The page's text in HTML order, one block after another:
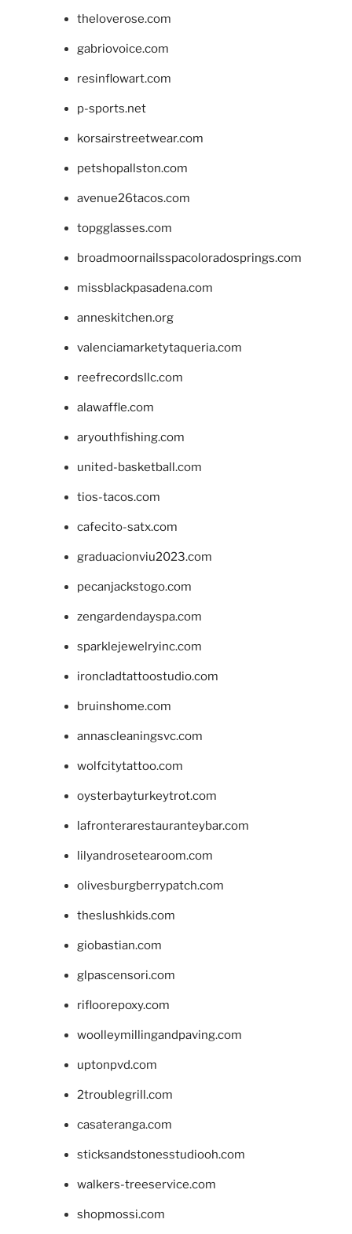
theloverose.com
gabriovoice.com
resinflowart.com
p-sports.net
korsairstreetwear.com
petshopallston.com
avenue26tacos.com
topgglasses.com
broadmoornailsspacoloradosprings.com
missblackpasadena.com
anneskitchen.org
valenciamarketytaqueria.com
reefrecordsllc.com
alawaffle.com
aryouthfishing.com
united-basketball.com
tios-tacos.com
cafecito-satx.com
graduacionviu2023.com
pecanjackstogo.com
zengardendayspa.com
sparklejewelryinc.com
ironcladtattoostudio.com
bruinshome.com
annascleaningsvc.com
wolfcitytattoo.com
oysterbayturkeytrot.com
lafronterarestauranteybar.com
lilyandrosetearoom.com
olivesburgberrypatch.com
theslushkids.com
giobastian.com
glpascensori.com
rifloorepoxy.com
woolleymillingandpaving.com
uptonpvd.com
2troublegrill.com
casateranga.com
sticksandstonesstudiooh.com
walkers-treeservice.com
shopmossi.com